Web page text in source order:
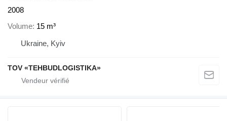
2008
Volume 15 m³
Ukraine, Kyiv
TOV «TEHBUDLOGISTIKA»